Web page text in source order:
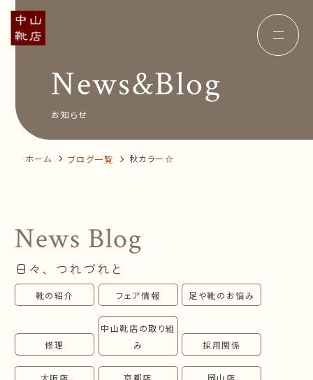
Concept コンセプト
Insole オーダー中敷き
News&Blog
Company 会社概要
オンラインショップ
お問い合わせ
News&Blog
お知らせ
ホーム ブログ一覧 秋カラー☆
News Blog
日々、つれづれと
靴の紹介 フェア情報 足や靴のお悩み
修理
中山靴店の取り組
み
採用関係
大阪店 京都店 岡山店